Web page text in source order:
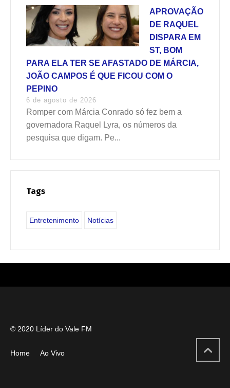
APROVAÇÃO
DE RAQUEL
DISPARA EM
ST, BOM
PARA ELA TER SE AFASTADO DE MÁRCIA,
JOÃO CAMPOS É QUE FICOU COM O
PEPINO
6 de agosto de 2026
Romper com Márcia Conrado só fez bem a
governadora Raquel Lyra, os números da
pesquisa que digam. Pe...
Tags
Entretenimento Notícias
© 2020 Líder do Vale FM
Home Ao Vivo